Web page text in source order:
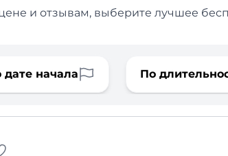
и отзывам, выберите лучшее
дате начала По